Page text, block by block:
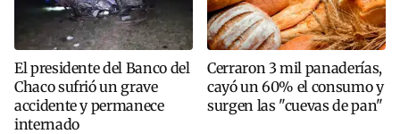
El presidente del Banco del
Chaco sufrió un grave
accidente y permanece
internado
Cerraron 3 mil panaderías,
cayó un 60% el consumo y
surgen las "cuevas de pan"